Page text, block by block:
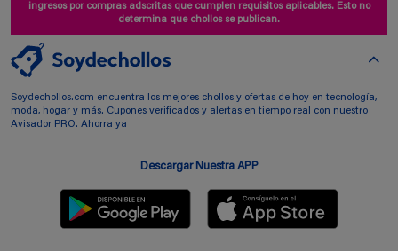
ingresos por compras adscritas que cumplen requisitos aplicables. Esto no
determina que chollos se publican.
Soydechollos.com encuentra los mejores chollos y ofertas de hoy en tecnología,
moda, hogar y más. Cupones verificados y alertas en tiempo real con nuestro
Avisador PRO. Ahorra ya
Descargar Nuestra APP